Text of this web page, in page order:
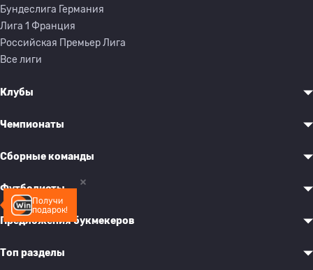
Получи
подарок!
Бундеслига Германия
Лига 1 Франция
Российская Премьер Лига
Все лиги
Клубы
Чемпионаты
Сборные команды
Футболисты
Предложения букмекеров
Топ разделы